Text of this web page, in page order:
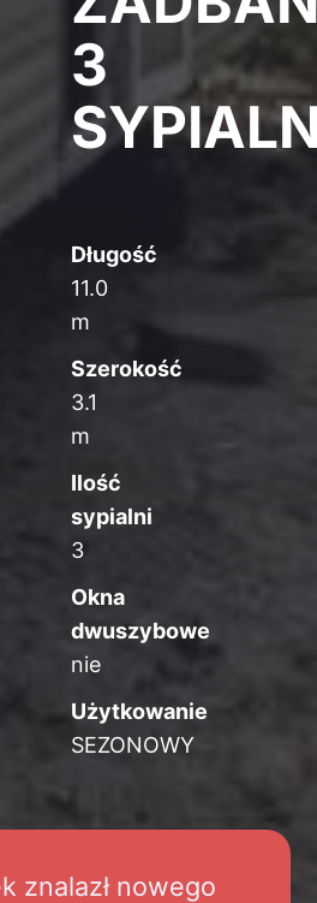
znalazł nowego
3
Długość
11.0
m
Szerokość
3.1
m
Ilość
sypialni
3
Okna
dwuszybowe
nie
Użytkowanie
SEZONOWY